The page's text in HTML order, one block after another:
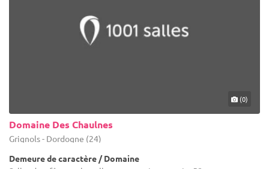
(0)
Domaine Des Chaulnes
Grignols - Dordogne (24)
Demeure de caractère / Domaine